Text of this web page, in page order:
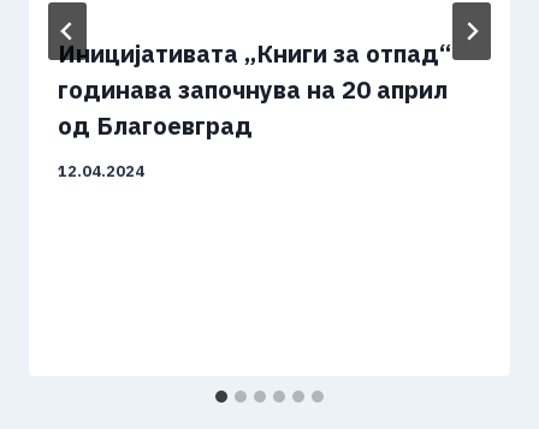
Иницијативата „Книги за отпад“
годинава започнува на 20 април
од Благоевград
12.04.2024